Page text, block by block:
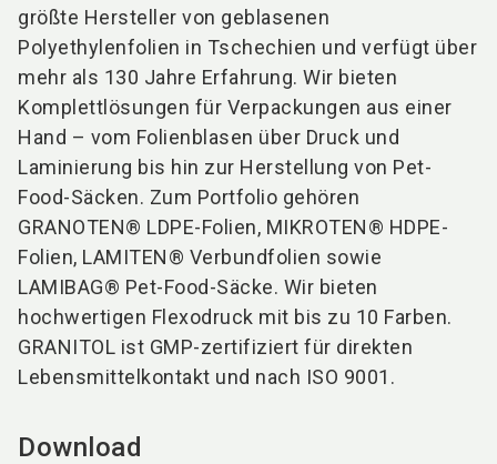
größte Hersteller von geblasenen
Polyethylenfolien in Tschechien und verfügt über
mehr als 130 Jahre Erfahrung. Wir bieten
Komplettlösungen für Verpackungen aus einer
Hand – vom Folienblasen über Druck und
Laminierung bis hin zur Herstellung von Pet-
Food-Säcken. Zum Portfolio gehören
GRANOTEN® LDPE-Folien, MIKROTEN® HDPE-
Folien, LAMITEN® Verbundfolien sowie
LAMIBAG® Pet-Food-Säcke. Wir bieten
hochwertigen Flexodruck mit bis zu 10 Farben.
GRANITOL ist GMP-zertifiziert für direkten
Lebensmittelkontakt und nach ISO 9001.
Download